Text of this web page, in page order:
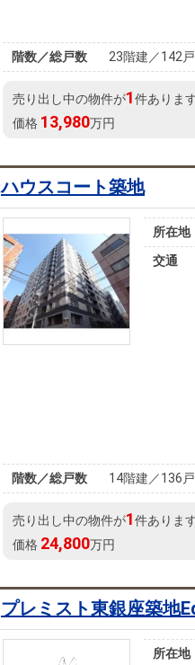
階数／総戸数
23階建／142戸
売り出し中の物件が1件ありま
価格 13,980万円
ハウスコート築地
所在地
交通
階数／総戸数
14階建／136戸
売り出し中の物件が1件ありま
価格 24,800万円
プレミスト東銀座築地
所在地